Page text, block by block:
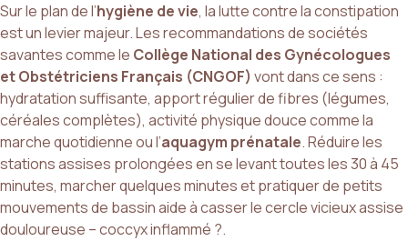
Sur le plan de l’hygiène de vie, la lutte contre la constipation
est un levier majeur. Les recommandations de sociétés
savantes comme le Collège National des Gynécologues
et Obstétriciens Français (CNGOF) vont dans ce sens :
hydratation suffisante, apport régulier de fibres (légumes,
céréales complètes), activité physique douce comme la
marche quotidienne ou l’aquagym prénatale. Réduire les
stations assises prolongées en se levant toutes les 30 à 45
minutes, marcher quelques minutes et pratiquer de petits
mouvements de bassin aide à casser le cercle vicieux assise
douloureuse – coccyx inflammé ?.